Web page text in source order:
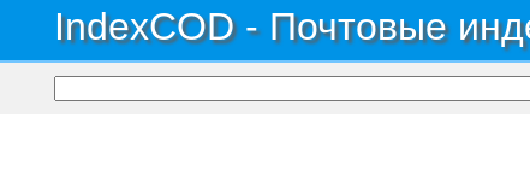
IndexCOD - Почтовые